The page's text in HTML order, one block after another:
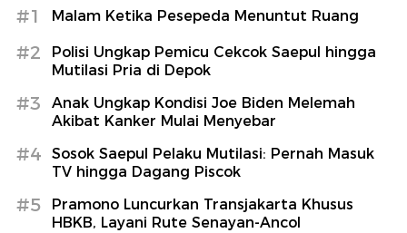
#1 Malam Ketika Pesepeda Menuntut Ruang
#2
Polisi Ungkap Pemicu Cekcok Saepul hingga
Mutilasi Pria di Depok
#3
Anak Ungkap Kondisi Joe Biden Melemah
Akibat Kanker Mulai Menyebar
#4
Sosok Saepul Pelaku Mutilasi: Pernah Masuk
TV hingga Dagang Piscok
#5
Pramono Luncurkan Transjakarta Khusus
HBKB, Layani Rute Senayan-Ancol